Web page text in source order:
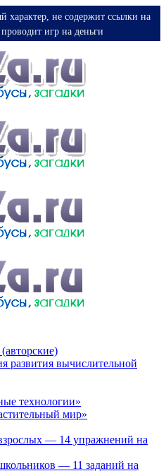
не содержит ссылки на
игр на деньги
развития вычислительной
технологии»
мир»
— 14 упражнений на
— 11 заданий на